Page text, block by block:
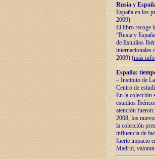
Rusia y
España en los
2009).
El libro recoge
“Rusia y
de Estudios
internacionales
2009) (más
España:
– Instituto de
Centro de
En la colección
estudios
atención
2008, los
la colección
influencia de
fuerte impacto
Madrid,